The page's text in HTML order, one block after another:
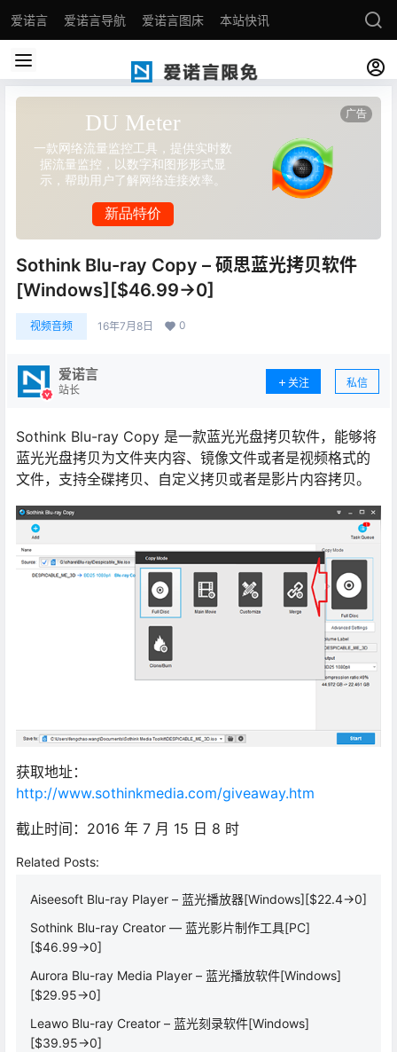
爱诺言 爱诺言导航 爱诺言图床 本站快讯
Sothink Blu-ray Copy – 硕思蓝光拷贝软件
[Windows][$46.99→0]
视频音频 16年7月8日 0
爱诺言
站长
关注 私信
Sothink Blu-ray Copy 是一款蓝光光盘拷贝软件，能够将
蓝光光盘拷贝为文件夹内容、镜像文件或者是视频格式的
文件，支持全碟拷贝、自定义拷贝或者是影片内容拷贝。
获取地址：
http://www.sothinkmedia.com/giveaway.htm
截止时间：2016 年 7 月 15 日 8 时
Related Posts:
Aiseesoft Blu-ray Player – 蓝光播放器[Windows][$22.4→0]
Sothink Blu-ray Creator — 蓝光影片制作工具[PC]
[$46.99→0]
Aurora Blu-ray Media Player – 蓝光播放软件[Windows]
[$29.95→0]
Leawo Blu-ray Creator – 蓝光刻录软件[Windows]
[$39.95→0]